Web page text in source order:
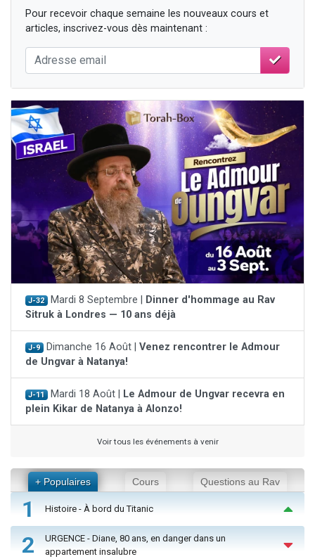
Pour recevoir chaque semaine les nouveaux cours et
articles, inscrivez-vous dès maintenant :
J-32 Mardi 8 Septembre |
Dinner d'hommage au Rav
Sitruk à Londres — 10 ans déjà
J-9 Dimanche 16 Août | Venez rencontrer le Admour
de Ungvar à Natanya!
J-11 Mardi 18 Août |
Le Admour de Ungvar recevra en
plein Kikar de Natanya à Alonzo!
Voir tous les événements à venir
+ Populaires Cours Questions au Rav
1 Histoire - À bord du Titanic
2
URGENCE - Diane, 80 ans, en danger dans un
appartement insalubre